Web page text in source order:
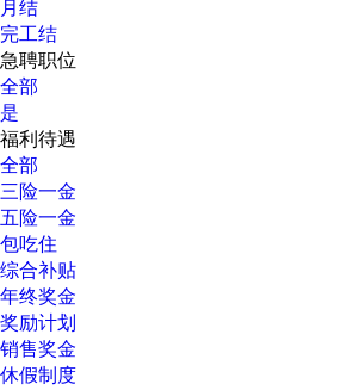
月结
完工结
急聘职位
全部
是
福利待遇
全部
三险一金
五险一金
包吃住
综合补贴
年终奖金
奖励计划
销售奖金
休假制度